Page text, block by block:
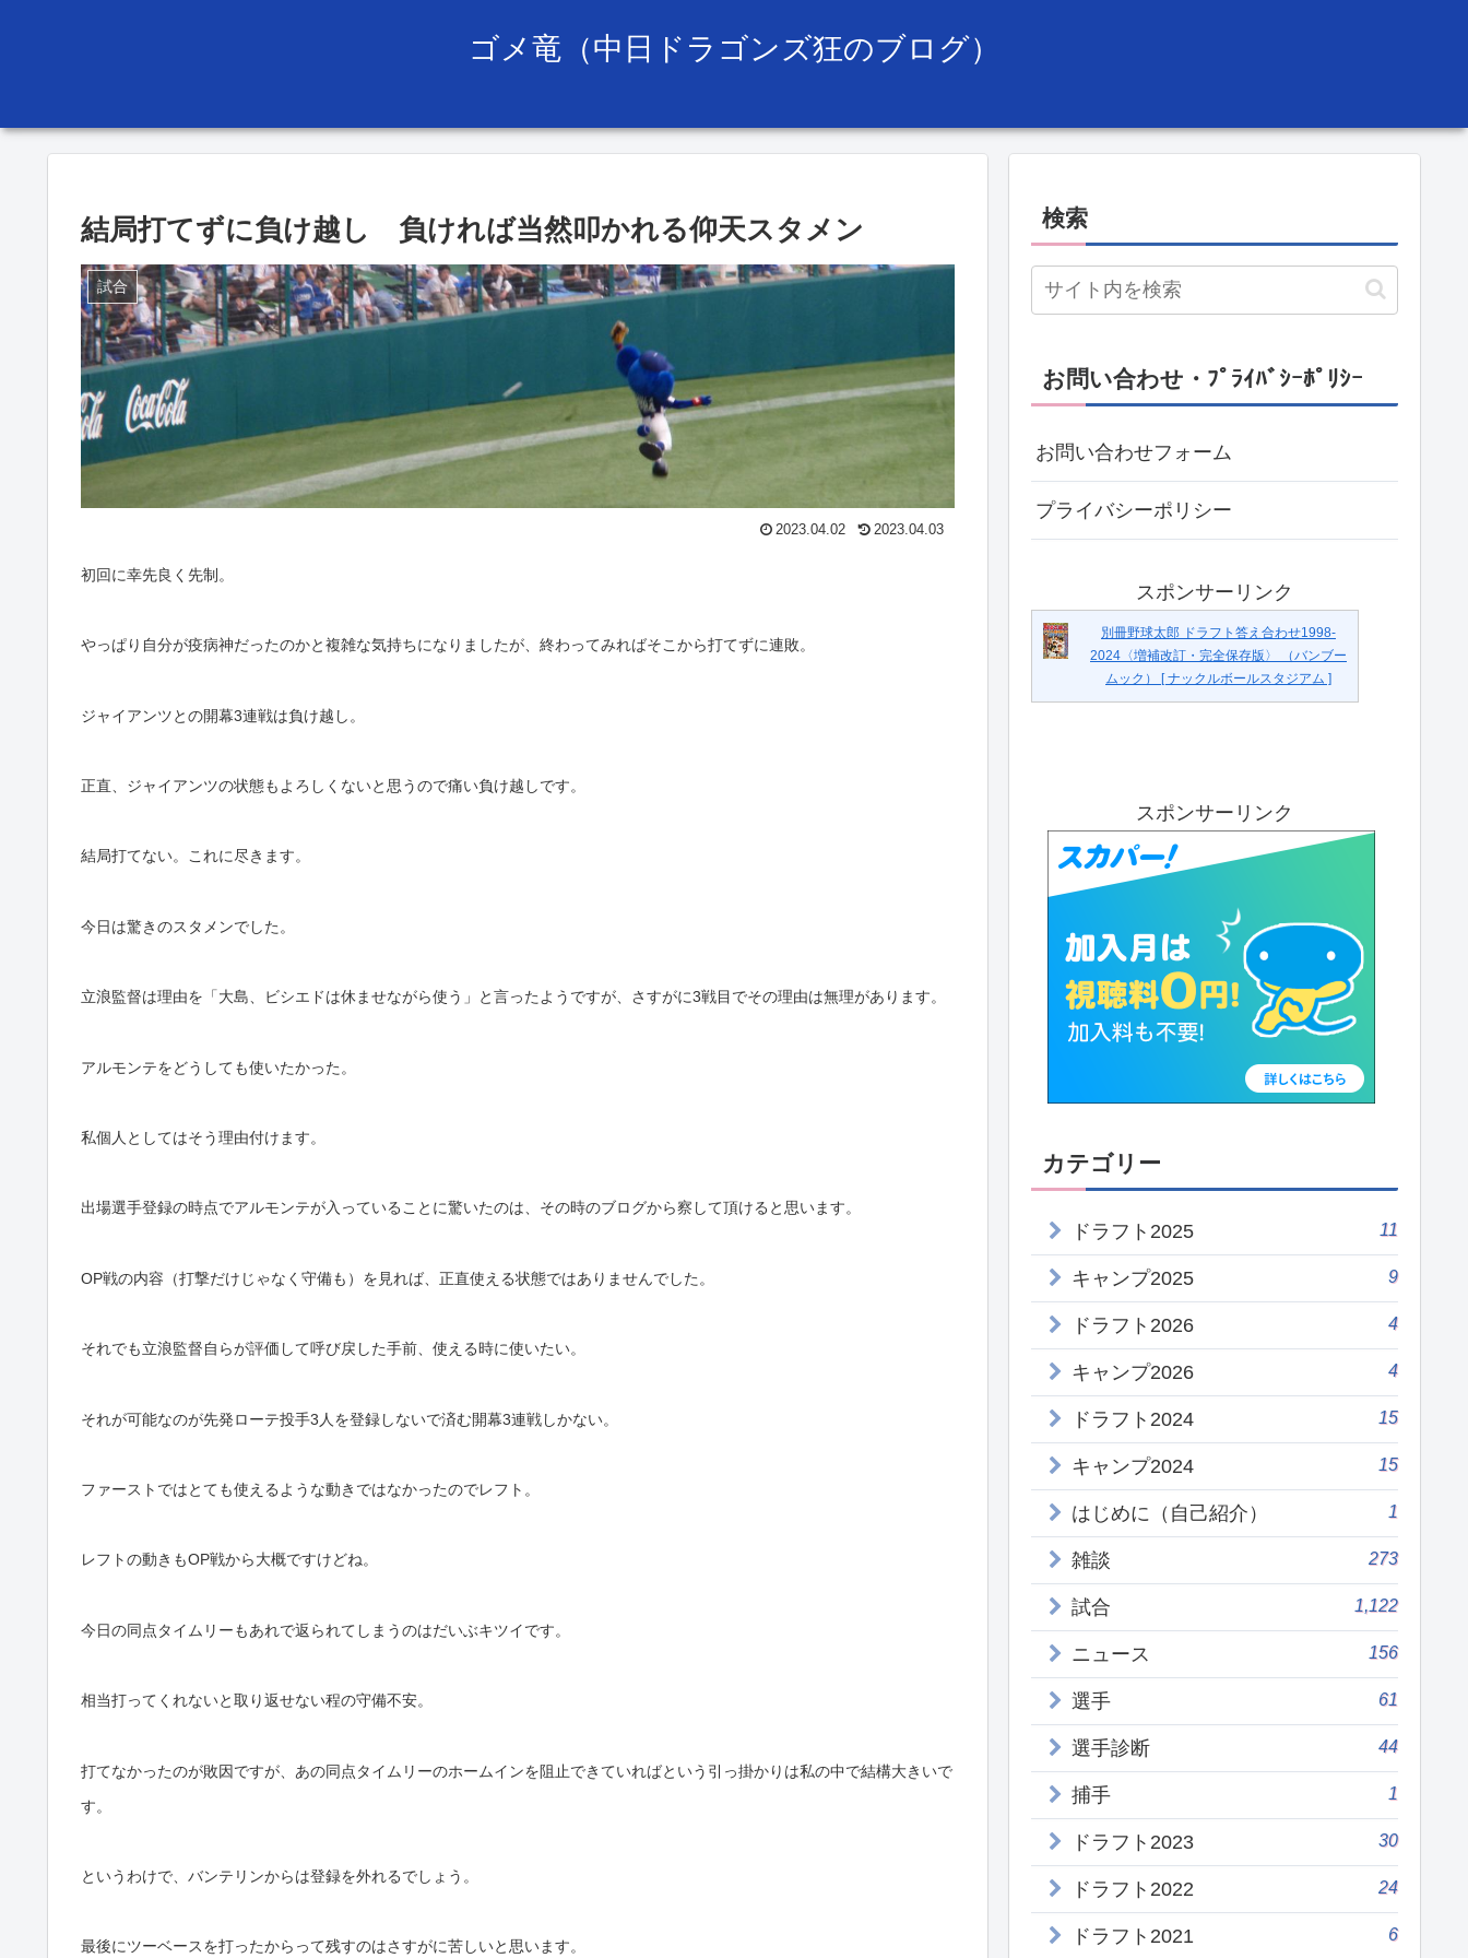
ゴメ竜（中日ドラゴンズ狂のブログ）
結局打てずに負け越し 負ければ当然叩かれる仰天スタメン
試合
2023.04.02 2023.04.03
初回に幸先良く先制。
やっぱり自分が疫病神だったのかと複雑な気持ちになりましたが、終わってみればそこから打てずに連敗。
ジャイアンツとの開幕3連戦は負け越し。
正直、ジャイアンツの状態もよろしくないと思うので痛い負け越しです。
結局打てない。これに尽きます。
今日は驚きのスタメンでした。
立浪監督は理由を「大島、ビシエドは休ませながら使う」と言ったようですが、さすがに3戦目でその理由は無理があります。
アルモンテをどうしても使いたかった。
私個人としてはそう理由付けます。
出場選手登録の時点でアルモンテが入っていることに驚いたのは、その時のブログから察して頂けると思います。
OP戦の内容（打撃だけじゃなく守備も）を見れば、正直使える状態ではありませんでした。
それでも立浪監督自らが評価して呼び戻した手前、使える時に使いたい。
それが可能なのが先発ローテ投手3人を登録しないで済む開幕3連戦しかない。
ファーストではとても使えるような動きではなかったのでレフト。
レフトの動きもOP戦から大概ですけどね。
今日の同点タイムリーもあれで返られてしまうのはだいぶキツイです。
相当打ってくれないと取り返せない程の守備不安。
打てなかったのが敗因ですが、あの同点タイムリーのホームインを阻止できていればという引っ掛かりは私の中で結構大きいで
す。
というわけで、バンテリンからは登録を外れるでしょう。
最後にツーベースを打ったからって残すのはさすがに苦しいと思います。
検索
お問い合わせ・ﾌﾟﾗｲﾊﾞｼｰﾎﾟﾘｼｰ
お問い合わせフォーム
プライバシーポリシー
スポンサーリンク
別冊野球太郎 ドラフト答え合わせ1998-
2024〈増補改訂・完全保存版〉 （バンブー
ムック） [ ナックルボールスタジアム ]
スポンサーリンク
カテゴリー
ドラフト2025 11
キャンプ2025 9
ドラフト2026 4
キャンプ2026 4
ドラフト2024 15
キャンプ2024 15
はじめに（自己紹介） 1
雑談 273
試合 1,122
ニュース 156
選手 61
選手診断 44
捕手 1
ドラフト2023 30
ドラフト2022 24
ドラフト2021 6